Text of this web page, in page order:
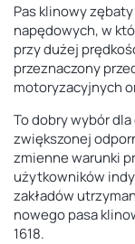
Pas klinowy zębaty
napędowych, w
przy dużej
przeznaczony
motoryzacyjnych
To dobry wybór
zwiększonej
zmienne warunki
użytkowników
zakładów
nowego pasa
1618.